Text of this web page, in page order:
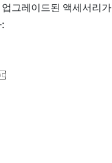
그레이드된 액세서리가